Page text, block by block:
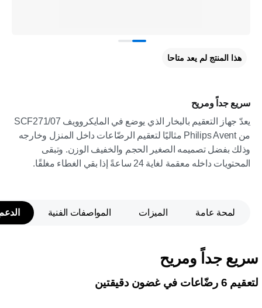
سريع جداً ومريح
يعدّ جهاز التعقيم بالبخار الذي يوضع في المايكروويف SCF271/07
من Philips Avent مثاليًا لتعقيم الرضّاعات داخل المنزل وخارجه
وذلك بفضل تصميمه الصغير الحجم والخفيف الوزن. وتبقى
المحتويات داخله معقمة لغاية 24 ساعةً إذا بقي الغطاء مغلقًا.
هذا المنتج لم يعد متاحا
لمحة عامة الميزات المواصفات الفنية
سريع جداً ومريح
لتعقيم 6 رضّاعات في غضون دقيقتين